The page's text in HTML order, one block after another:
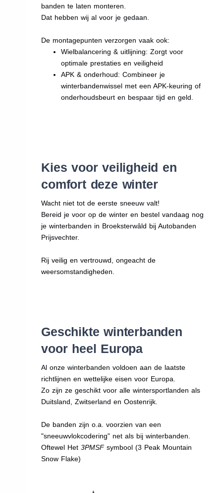
banden te laten monteren.
Dat hebben wij al voor je gedaan.
De montagepunten verzorgen vaak ook:
Wielbalancering & uitlijning: Zorgt voor
optimale prestaties en veiligheid
APK & onderhoud: Combineer je
winterbandenwissel met een APK-keuring of
onderhoudsbeurt en bespaar tijd en geld.
Kies voor veiligheid en
comfort deze winter
Wacht niet tot de eerste sneeuw valt!
Bereid je voor op de winter en bestel vandaag nog
je winterbanden in Broeksterwâld bij Autobanden
Prijsvechter.
Rij veilig en vertrouwd, ongeacht de
weersomstandigheden.
Geschikte winterbanden
voor heel Europa
Al onze winterbanden voldoen aan de laatste
richtlijnen en wettelijke eisen voor Europa.
Zo zijn ze geschikt voor alle wintersportlanden als
Duitsland, Zwitserland en Oostenrijk.
De banden zijn o.a. voorzien van een
"sneeuwvlokcodering" net als bij winterbanden.
Oftewel Het3PMSFsymbool (3 Peak Mountain
Snow Flake)